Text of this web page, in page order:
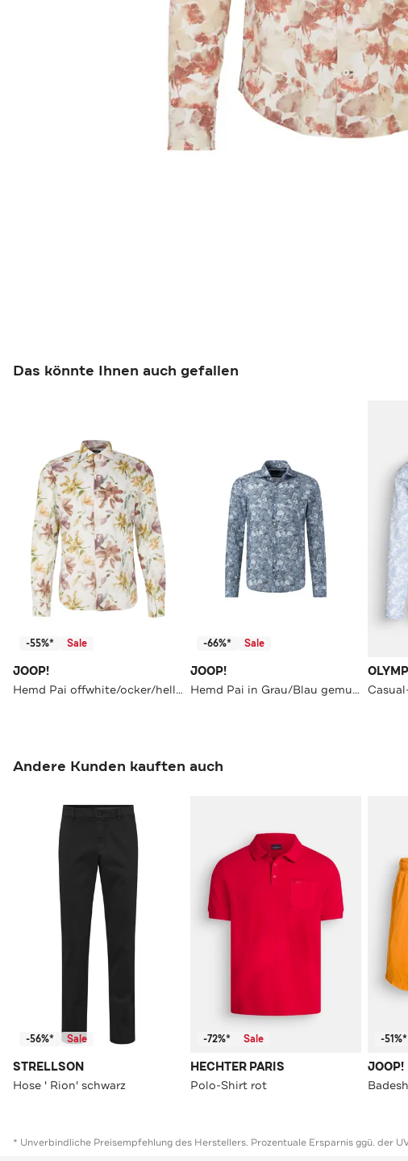
Das könnte Ihnen auch gefallen
-55%* Sale
JOOP!
Hemd Pai offwhite/ocker/hellbraun Slim Fit
-66%* Sale
JOOP!
Hemd Pai in Grau/Blau gemustert
Andere Kunden kauften auch
-56%* Sale
STRELLSON
Hose ' Rion' schwarz
-72%* Sale
HECHTER PARIS
Polo-Shirt rot
-51%*
JOOP!
* Unverbindliche Preisempfehlung des Herstellers. Prozentuale Ersparnis ggü. der